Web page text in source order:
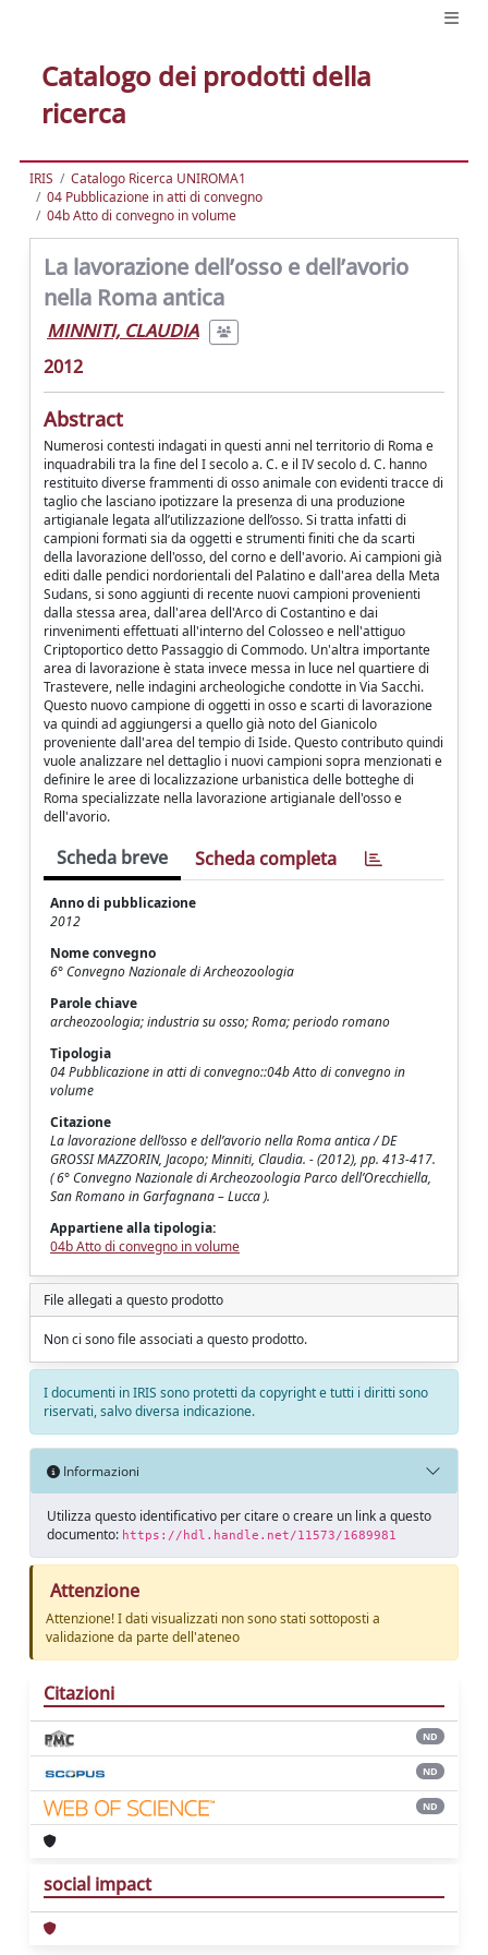
Catalogo dei prodotti della
ricerca
IRIS
Catalogo Ricerca UNIROMA1
04 Pubblicazione in atti di convegno
04b Atto di convegno in volume
La lavorazione dell’osso e dell’avorio
nella Roma antica
MINNITI, CLAUDIA
2012
Abstract
Numerosi contesti indagati in questi anni nel territorio di Roma e
inquadrabili tra la fine del I secolo a. C. e il IV secolo d. C. hanno
restituito diverse frammenti di osso animale con evidenti tracce di
taglio che lasciano ipotizzare la presenza di una produzione
artigianale legata all’utilizzazione dell’osso. Si tratta infatti di
campioni formati sia da oggetti e strumenti finiti che da scarti
della lavorazione dell'osso, del corno e dell'avorio. Ai campioni già
editi dalle pendici nordorientali del Palatino e dall'area della Meta
Sudans, si sono aggiunti di recente nuovi campioni provenienti
dalla stessa area, dall'area dell'Arco di Costantino e dai
rinvenimenti effettuati all'interno del Colosseo e nell'attiguo
Criptoportico detto Passaggio di Commodo. Un'altra importante
area di lavorazione è stata invece messa in luce nel quartiere di
Trastevere, nelle indagini archeologiche condotte in Via Sacchi.
Questo nuovo campione di oggetti in osso e scarti di lavorazione
va quindi ad aggiungersi a quello già noto del Gianicolo
proveniente dall'area del tempio di Iside. Questo contributo quindi
vuole analizzare nel dettaglio i nuovi campioni sopra menzionati e
definire le aree di localizzazione urbanistica delle botteghe di
Roma specializzate nella lavorazione artigianale dell'osso e
dell'avorio.
Scheda breve Scheda completa
Anno di pubblicazione
2012
Nome convegno
6° Convegno Nazionale di Archeozoologia
Parole chiave
archeozoologia; industria su osso; Roma; periodo romano
Tipologia
04 Pubblicazione in atti di convegno::04b Atto di convegno in
volume
Citazione
La lavorazione dell’osso e dell’avorio nella Roma antica / DE
GROSSI MAZZORIN, Jacopo; Minniti, Claudia. - (2012), pp. 413-417.
( 6° Convegno Nazionale di Archeozoologia Parco dell’Orecchiella,
San Romano in Garfagnana – Lucca ).
Appartiene alla tipologia:
04b Atto di convegno in volume
File allegati a questo prodotto
Non ci sono file associati a questo prodotto.
I documenti in IRIS sono protetti da copyright e tutti i diritti sono
riservati, salvo diversa indicazione.
Informazioni
Utilizza questo identificativo per citare o creare un link a questo
documento: https://hdl.handle.net/11573/1689981
Attenzione
Attenzione! I dati visualizzati non sono stati sottoposti a
validazione da parte dell'ateneo
Citazioni
ND
ND
ND
social impact